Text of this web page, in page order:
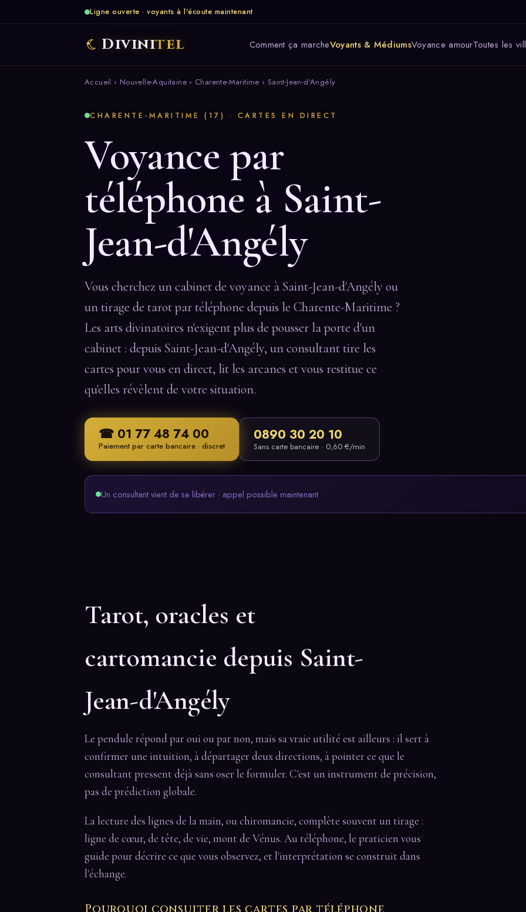
Ligne ouverte · voyants à l'écoute maintenant
Divinitel Comment ça marcheVoyants & MédiumsVoyance amourToutes les
Accueil › Nouvelle-Aquitaine› Charente-Maritime › Saint-Jean-d'Angély
CHARENTE-MARITIME (17) · CARTES EN DIRECT
Voyance par
téléphone à Saint-
Jean-d'Angély
Vous cherchez un cabinet de voyance à Saint-Jean-d'Angély ou
un tirage de tarot par téléphone depuis le Charente-Maritime ?
Les arts divinatoires n'exigent plus de pousser la porte d'un
cabinet : depuis Saint-Jean-d'Angély, un consultant tire les
cartes pour vous en direct, lit les arcanes et vous restitue ce
qu'elles révèlent de votre situation.
☎ 01 77 48 74 00
Paiement par carte bancaire · discret
0890 30 20 10
Sans carte bancaire · 0,60 €/min
Un consultant vient de se libérer · appel possible maintenant
Tarot, oracles et
cartomancie depuis Saint-
Jean-d'Angély
Le pendule répond par oui ou par non, mais sa vraie utilité est ailleurs : il sert à
confirmer une intuition, à départager deux directions, à pointer ce que le
consultant pressent déjà sans oser le formuler. C'est un instrument de précision,
pas de prédiction globale.
La lecture des lignes de la main, ou chiromancie, complète souvent un tirage :
ligne de cœur, de tête, de vie, mont de Vénus. Au téléphone, le praticien vous
guide pour décrire ce que vous observez, et l'interprétation se construit dans
l'échange.
Pourquoi consulter les cartes par téléphone